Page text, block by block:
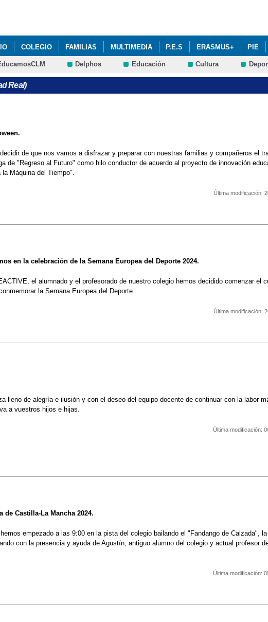
COLEGIO FAMILIAS MULTIMEDIA P.E.S ERASMUS+ PIE
Delphos Educación Cultura
Real)
de que nos vamos a disfrazar y preparar con nuestras familias y compañeros el
de "Regreso al Futuro" como hilo conductor de acuerdo al proyecto de innovación
Máquina del Tiempo".
Última modificación:
en la celebración de la Semana Europea del Deporte 2024.
el alumnado y el profesorado de nuestro colegio hemos decidido comenzar el
la Semana Europea del Deporte.
Última modificación:
lleno de alegría e ilusión y con el deseo del equipo docente de continuar con la labor
a vuestros hijos e hijas.
Última modificación:
Castilla-La Mancha 2024.
empezado a las 9:00 en la pista del colegio bailando el "Fandango de Calzada",
con la presencia y ayuda de Agustín, antiguo alumno del colegio y actual profesor
Última modificación: